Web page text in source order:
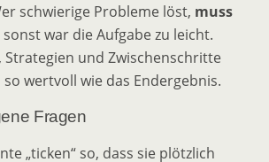
schwierige Probleme löst, muss
war die Aufgabe zu leicht.
Strategien und Zwischenschritte
wertvoll wie das Endergebnis.
Fragen
„ticken“ so, dass sie plötzlich